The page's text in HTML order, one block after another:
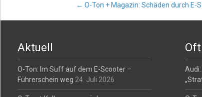
Post
navigation
← O-Ton + Magazin: Schäden durch
Aktuell
O-Ton: Im Suff auf dem E-Scooter –
Führerschein weg 24. Juli 2026